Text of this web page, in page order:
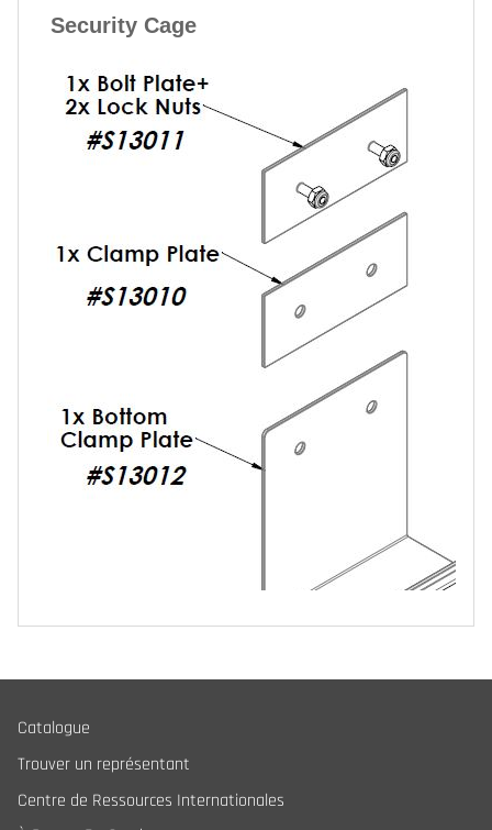
Catalogue
Trouver un représentant
Centre de Ressources Internationales